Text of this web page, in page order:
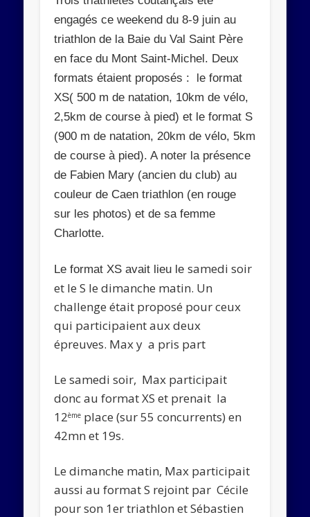
Abonnez-vous
Rejoignez les 534 autres abonnés
engagés ce weekend du 8-9 juin au
triathlon de la Baie du Val Saint Père
en face du Mont Saint-Michel. Deux
formats étaient proposés : le format
XS( 500 m de natation, 10km de vélo,
2,5km de course à pied) et le format S
(900 m de natation, 20km de vélo, 5km
de course à pied). A noter la présence
de Fabien Mary (ancien du club) au
couleur de Caen triathlon (en rouge
sur les photos) et de sa femme
Charlotte.
Le format XS avait lieu lesamedi soir
et le S le dimanche matin. Un
challenge était proposé pour ceux
qui participaient aux deux
épreuves. Max y a pris part
Le samedi soir, Max participait
donc au format XS et prenait la
12ème place (sur 55 concurrents) en
42mn et 19s.
Le dimanche matin, Max participait
aussi au format S rejoint par Cécile
pourson 1er triathlonet Sébastien